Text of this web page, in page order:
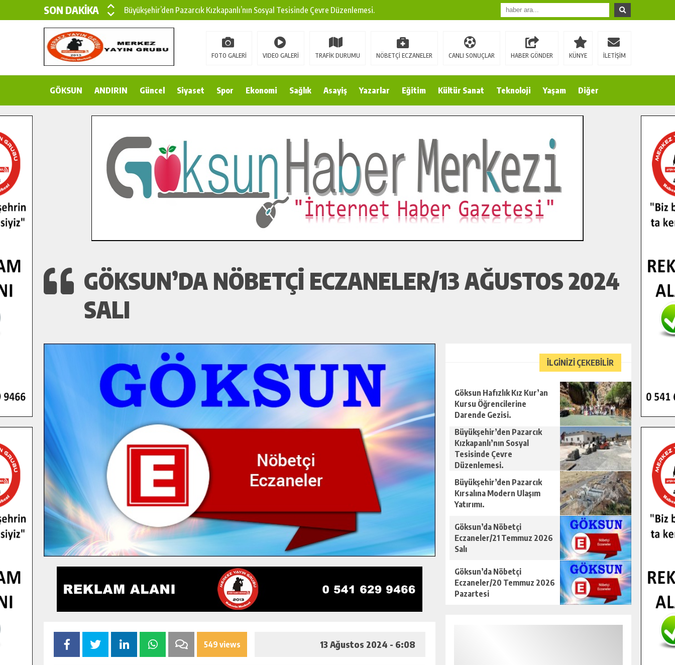
SON DAKİKA
Büyükşehir’den Pazarcık Kızkapanlı’nın Sosyal Tesisinde Çevre Düzenlemesi.
Büyükşehir’den Pazarcık Kırsalına Modern Ulaşım Yatırımı.
Çin’den KSÜ’ye Uluslararası Başarı: Edinilen Bilgi Türk Tarımına Katkı Sağlayacak.
Gençler Pusula Maraş Kampında Yeni Medya ve Fotoğrafçılığı Keşfetti.
İlçe Jandarma Komutanı Karakaya’dan Başkan Cüce’ye Veda Ziyareti.
Bertiz’in Yeni Köprüsünde Sona Doğru.
FOTO GALERİ VIDEO GALERİ TRAFİK DURUMU NÖBETÇİ ECZANELER CANLI SONUÇLAR HABER GÖNDER KÜNYE İLETİŞİM
GÖKSUN ANDIRIN Güncel Siyaset Spor Ekonomi Sağlık Asayiş Yazarlar Eğitim Kültür Sanat Teknoloji Yaşam Diğer
GÖKSUN’DA NÖBETÇI ECZANELER/13 AĞUSTOS 2024
SALI
549 views 13 Ağustos 2024 - 6:08
İLGİNİZİ ÇEKEBİLİR
Göksun Hafızlık Kız Kur’an
Kursu Öğrencilerine
Darende Gezisi.
Büyükşehir’den Pazarcık
Kızkapanlı’nın Sosyal
Tesisinde Çevre
Düzenlemesi.
Büyükşehir’den Pazarcık
Kırsalına Modern Ulaşım
Yatırımı.
Göksun’da Nöbetçi
Eczaneler/21 Temmuz 2026
Salı
Göksun’da Nöbetçi
Eczaneler/20 Temmuz 2026
Pazartesi